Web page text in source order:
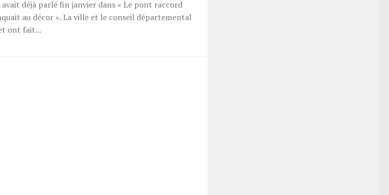
avait déjà parlé fin janvier dans « Le pont raccord
au décor ». La ville et le conseil départemental
ont fait...